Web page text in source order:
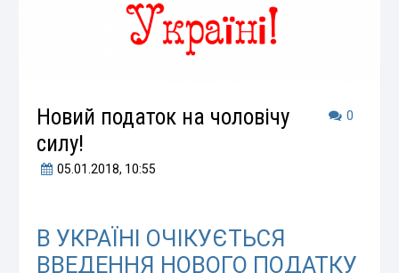
0
Новий податок на чоловічу
силу!
05.01.2018, 10:55
В УКРАЇНІ ОЧІКУЄТЬСЯ
ВВЕДЕННЯ НОВОГО ПОДАТКУ